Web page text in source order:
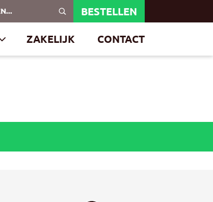
BESTELLEN
ZAKELIJK CONTACT